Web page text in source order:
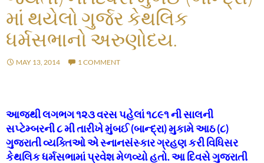
માં થયેલો ગુર્જર કેથલિક
ધર્મસભાનો અરુણોદય.
MAY 13, 2014 1 COMMENT
આજથી લગભગ ૧૨૩ વરસ પહેલાં ૧૮૯૧ ની સાલની
સપ્ટેમ્બરની ૮ મી તારીખે મુંબઈ (બાન્દ્રા) મુકામે આઠ (૮)
ગુજરાતી વ્યક્તિઓ એ સ્નાનસંસ્કાર ગ્રહણ કરી વિધિસર
કેથલિક ધર્મસભામાં પ્રવેશ મેળવ્યો હતો. આ દિવસે ગુજરાતી